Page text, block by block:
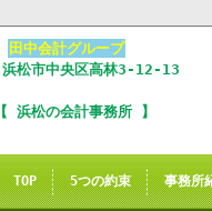
※
こ
田中会計グループ
浜松市中央区高林3-12-13
【 浜松の会計事務所 】
TOP 5つの約束 事務所